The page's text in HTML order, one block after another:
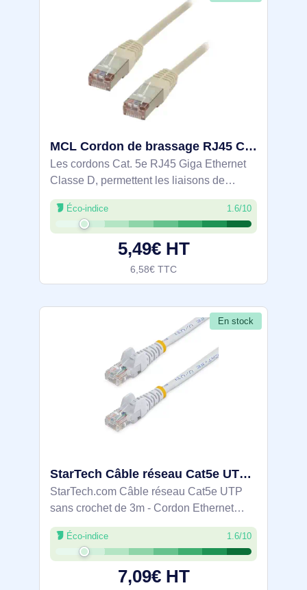
MCL Cordon de brassage RJ45 CAT 5e F/UTP - 3m Gris - FCC5EBM-3M
Les cordons Cat. 5e RJ45 Giga Ethernet
Classe D, permettent les liaisons de
postes aux prises murales ou des
panneaux de brassage aux hubs (ou
switchs). Connecteurs RJ45 mâle de
Éco-indice 1.6/10
5,49€ HT
6,58€ TTC
En stock
StarTech Câble réseau Cat5e UTP sans crochet de 3m - 45PAT3MWH
StarTech.com Câble réseau Cat5e UTP
sans crochet de 3m - Cordon Ethernet
RJ45 anti-accroc - M/M - Blanc. Longueur
de câble: 3 m, Câble standard: Cat5e,
Blindage du câble: U/UTP (UTP),
Éco-indice 1.6/10
7,09€ HT